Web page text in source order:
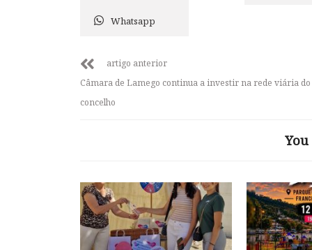
Whatsapp
artigo anterior
Câmara de Lamego continua a investir na rede viária do
concelho